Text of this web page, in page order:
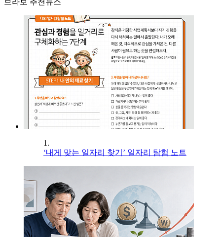
브라보 추천뉴스
1.
‘내게 맞는 일자리 찾기’ 일자리 탐험 노트